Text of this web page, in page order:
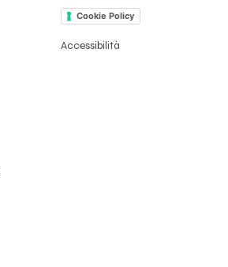
Cookie Policy
Accessibilità